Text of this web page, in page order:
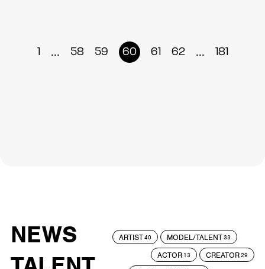
1 ... 58 59 60 61 62 ... 181
NEWS
ARTIST40 MODEL/TALENT33
ACTOR 13 CREATOR29